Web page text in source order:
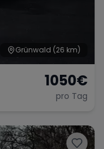
Grünwald (26 km)
1050€
pro Tag